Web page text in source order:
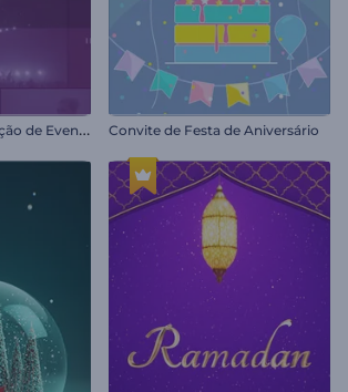
T
easer para Divulgação de Eventos Convite de Festa de Aniversário